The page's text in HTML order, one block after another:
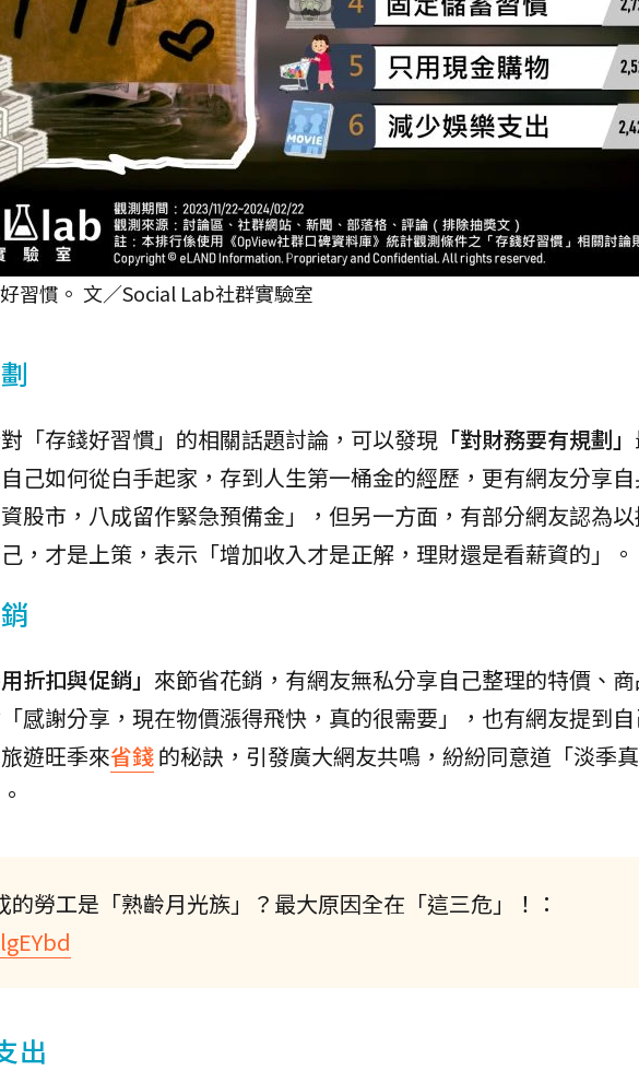
習慣。 文／Social Lab社群實驗室
「存錢好習慣」的相關話題討論，可以發現 「對財務要有規劃」
己如何從白手起家，存到人生第一桶金的經歷，更有網友分享
股市，八成留作緊急預備金」，但另一方面，有部分網友認為
，才是上策，表示「增加收入才是正解，理財還是看薪資的」。
用折扣與促銷」 來節省花銷，有網友無私分享自己整理的特價、
感謝分享，現在物價漲得飛快，真的很需要」，也有網友提到
遊旺季來省錢的秘訣，引發廣大網友共鳴，紛紛同意道「淡季
的勞工是「熟齡月光族」？最大原因全在「這三危」！：
出